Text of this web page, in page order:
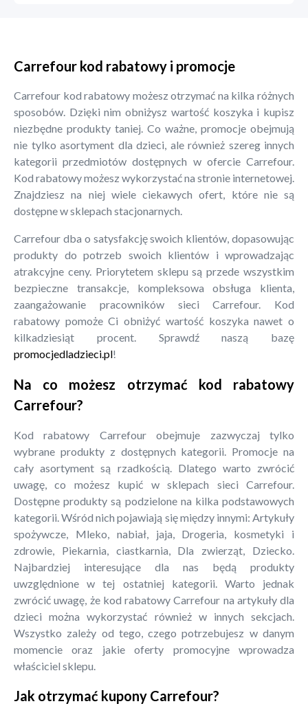
Carrefour kod rabatowy i promocje
Carrefour kod rabatowy możesz otrzymać na kilka różnych
sposobów. Dzięki nim obniżysz wartość koszyka i kupisz
niezbędne produkty taniej. Co ważne, promocje obejmują
nie tylko asortyment dla dzieci, ale również szereg innych
kategorii przedmiotów dostępnych w ofercie Carrefour.
Kod rabatowy możesz wykorzystać na stronie internetowej.
Znajdziesz na niej wiele ciekawych ofert, które nie są
dostępne w sklepach stacjonarnych.
Carrefour dba o satysfakcję swoich klientów, dopasowując
produkty do potrzeb swoich klientów i wprowadzając
atrakcyjne ceny. Priorytetem sklepu są przede wszystkim
bezpieczne transakcje, kompleksowa obsługa klienta,
zaangażowanie pracowników sieci Carrefour. Kod
rabatowy pomoże Ci obniżyć wartość koszyka nawet o
kilkadziesiąt procent. Sprawdź naszą bazę
promocjedladzieci.pl!
Na co możesz otrzymać kod rabatowy
Carrefour?
Kod rabatowy Carrefour obejmuje zazwyczaj tylko
wybrane produkty z dostępnych kategorii. Promocje na
cały asortyment są rzadkością. Dlatego warto zwrócić
uwagę, co możesz kupić w sklepach sieci Carrefour.
Dostępne produkty są podzielone na kilka podstawowych
kategorii. Wśród nich pojawiają się między innymi: Artykuły
spożywcze, Mleko, nabiał, jaja, Drogeria, kosmetyki i
zdrowie, Piekarnia, ciastkarnia, Dla zwierząt, Dziecko.
Najbardziej interesujące dla nas będą produkty
uwzględnione w tej ostatniej kategorii. Warto jednak
zwrócić uwagę, że kod rabatowy Carrefour na artykuły dla
dzieci można wykorzystać również w innych sekcjach.
Wszystko zależy od tego, czego potrzebujesz w danym
momencie oraz jakie oferty promocyjne wprowadza
właściciel sklepu.
Jak otrzymać kupony Carrefour?